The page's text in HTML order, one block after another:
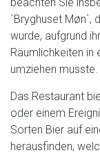
`Bryghuset Møn`,
wurde, aufgrund
Räumlichkeiten
umziehen musste.
Das Restaurant
oder einem
Sorten Bier auf
herausfinden,